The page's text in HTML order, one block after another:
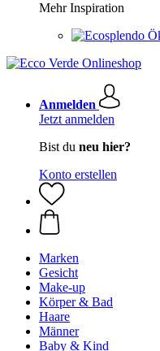
Mehr Inspiration
Anmelden
Jetzt anmelden
Bist du neu hier?
Konto erstellen
Marken
Gesicht
Make-up
Körper & Bad
Haare
Männer
Baby & Kind